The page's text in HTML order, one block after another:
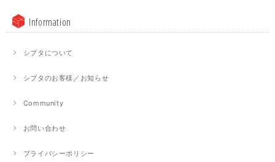
Information
シブタについて
シブタのお客様／お知らせ
Community
お問い合わせ
プライバシーポリシー